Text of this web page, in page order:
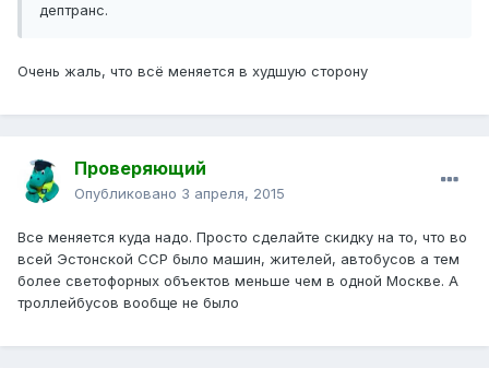
дептранс.
Очень жаль, что всё меняется в худшую сторону
Проверяющий
Опубликовано 3 апреля, 2015
Все меняется куда надо. Просто сделайте скидку на то, что во
всей Эстонской ССР было машин, жителей, автобусов а тем
более светофорных объектов меньше чем в одной Москве. А
троллейбусов вообще не было